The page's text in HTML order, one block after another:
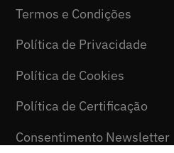
Termos e Condições
Política de Privacidade
Política de Cookies
Política de Certificação
Consentimento Newsletter